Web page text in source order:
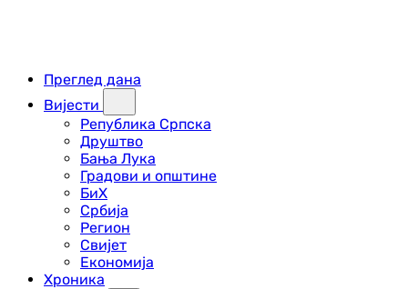
Преглед дана
Вијести
Република Српска
Друштво
Бања Лука
Градови и општине
БиХ
Србија
Регион
Свијет
Економија
Хроника